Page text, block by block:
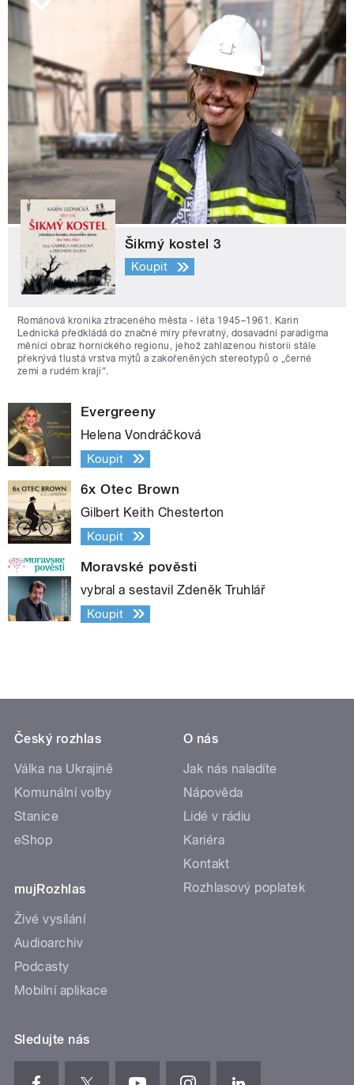
Šikmý kostel 3
Koupit
Románová kronika ztraceného města - léta 1945–1961. Karin
Lednická předkládá do značné míry převratný, dosavadní paradigma
měnící obraz hornického regionu, jehož zahlazenou historii stále
překrývá tlustá vrstva mýtů a zakořeněných stereotypů o „černé
zemi a rudém kraji“.
Evergreeny
Helena Vondráčková
Koupit
6x Otec Brown
Gilbert Keith Chesterton
Koupit
Moravské pověsti
vybral a sestavil Zdeněk Truhlář
Koupit
Český rozhlas
Válka na Ukrajině
Komunální volby
Stanice
eShop
mujRozhlas
Živé vysílání
Audioarchiv
Podcasty
Mobilní aplikace
O nás
Jak nás naladíte
Nápověda
Lidé v rádiu
Kariéra
Kontakt
Rozhlasový poplatek
Sledujte nás